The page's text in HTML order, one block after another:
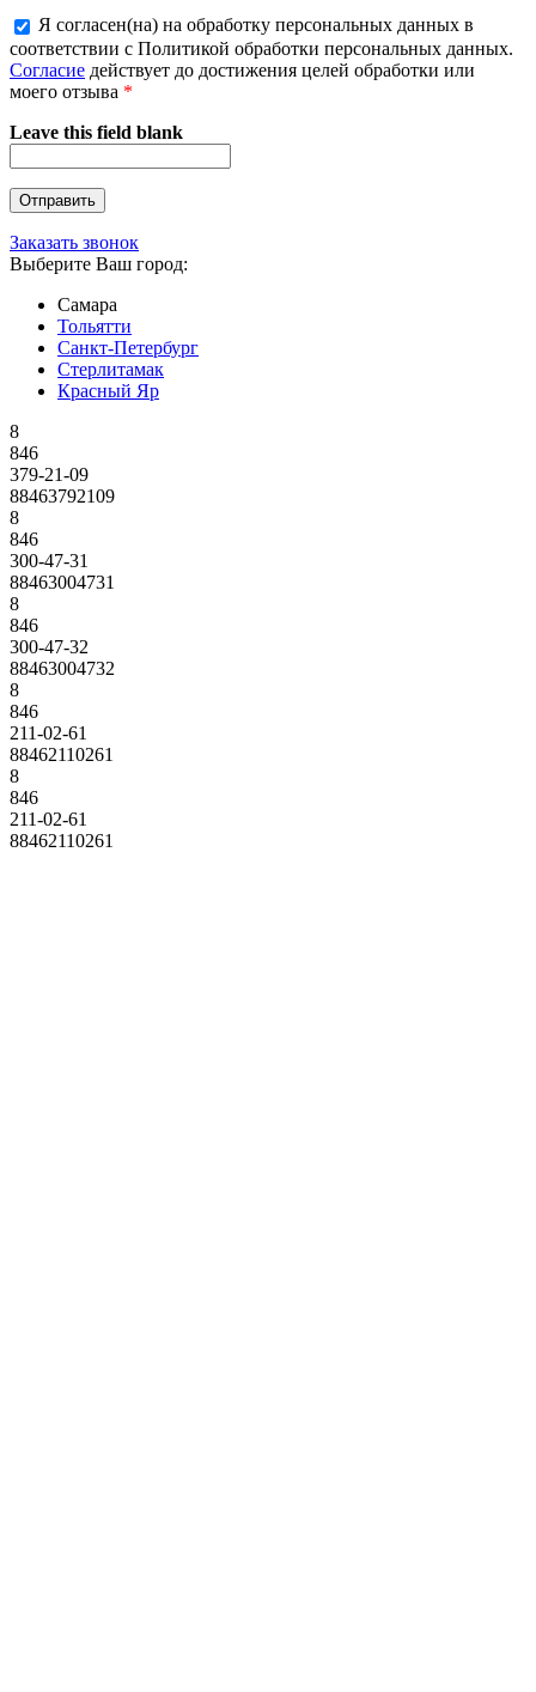
Я согласен(на) на обработку персональных данных в
соответствии с Политикой обработки персональных данных.
Согласие действует до достижения целей обработки или
моего отзыва *
Leave this field blank
Заказать звонок
Выберите Ваш город:
Самара
Тольятти
Санкт-Петербург
Стерлитамак
Красный Яр
8
846
379-21-09
88463792109
8
846
300-47-31
88463004731
8
846
300-47-32
88463004732
8
846
211-02-61
88462110261
8
846
211-02-61
88462110261